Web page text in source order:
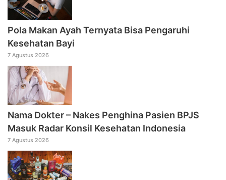
Pola Makan Ayah Ternyata Bisa Pengaruhi
Kesehatan Bayi
7 Agustus 2026
Nama Dokter – Nakes Penghina Pasien BPJS
Masuk Radar Konsil Kesehatan Indonesia
7 Agustus 2026